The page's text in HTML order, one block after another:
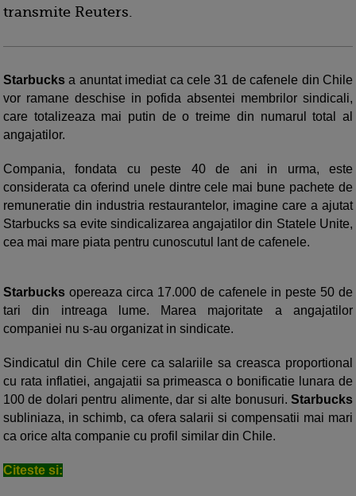
transmite Reuters.
Starbucks a anuntat imediat ca cele 31 de cafenele din Chile
vor ramane deschise in pofida absentei membrilor sindicali,
care totalizeaza mai putin de o treime din numarul total al
angajatilor.
Compania, fondata cu peste 40 de ani in urma, este
considerata ca oferind unele dintre cele mai bune pachete de
remuneratie din industria restaurantelor, imagine care a ajutat
Starbucks sa evite sindicalizarea angajatilor din Statele Unite,
cea mai mare piata pentru cunoscutul lant de cafenele.
Starbucks opereaza circa 17.000 de cafenele in peste 50 de
tari din intreaga lume. Marea majoritate a angajatilor
companiei nu s-au organizat in sindicate.
Sindicatul din Chile cere ca salariile sa creasca proportional
cu rata inflatiei, angajatii sa primeasca o bonificatie lunara de
100 de dolari pentru alimente, dar si alte bonusuri. Starbucks
subliniaza, in schimb, ca ofera salarii si compensatii mai mari
ca orice alta companie cu profil similar din Chile.
Citeste si: